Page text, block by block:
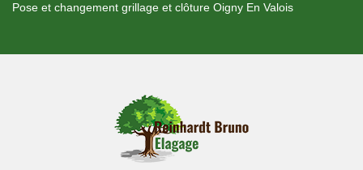
Pose et changement grillage et clôture Oigny En Valois